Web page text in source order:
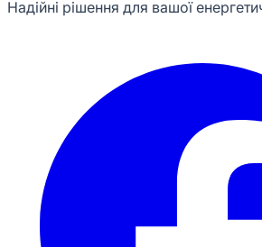
Надійні рішення для вашої